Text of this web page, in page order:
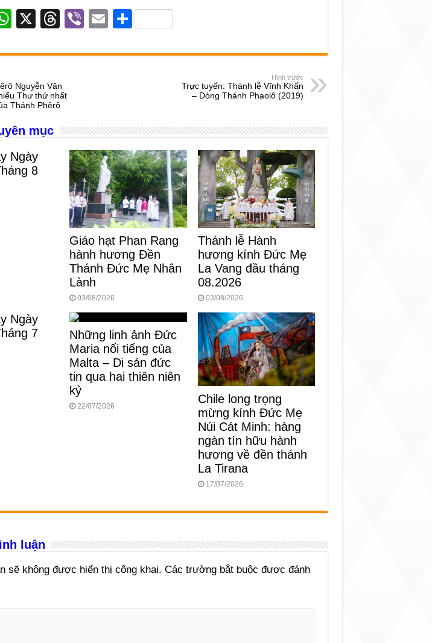
W
at
A
p
p
X
T
e
d
Vi
er
E
ail
S
ar
Nguyễn Văn
Thư thứ nhất
Thánh Phêrô
Hình trước
Trực tuyến: Thánh lễ Vĩnh Khấn
– Dòng Thánh Phaolô (2019)
mục
Ngày
8
Giáo hạt Phan Rang
hành hương Đền
Thánh Đức Mẹ Nhân
Lành
03/08/2026
Thánh lễ Hành
hương kính Đức Mẹ
La Vang đầu tháng
08.2026
03/08/2026
Ngày
7
Những linh ảnh Đức
Maria nổi tiếng của
Malta – Di sản đức
tin qua hai thiên niên
kỷ
22/07/2026
Chile long trọng
mừng kính Đức Mẹ
Núi Cát Minh: hàng
ngàn tín hữu hành
hương về đền thánh
La Tirana
17/07/2026
luận
sẽ không được hiển thị công khai. Các trường bắt buộc được đánh